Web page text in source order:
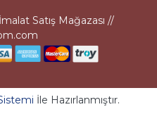
Satış Mağazası //
İle Hazırlanmıştır.